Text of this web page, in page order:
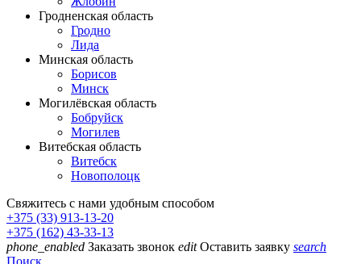
Гродненская область
Гродно
Лида
Минская область
Борисов
Минск
Могилёвская область
Бобруйск
Могилев
Витебская область
Витебск
Новополоцк
Свяжитесь с нами удобным способом
+375 (33) 913-13-20
+375 (162) 43-33-13
phone_enabled Заказать звонок edit Оставить заявку search